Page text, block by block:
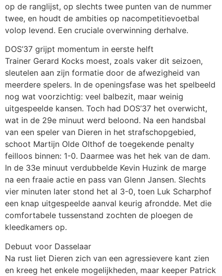
op de ranglijst, op slechts twee punten van de nummer
twee, en houdt de ambities op nacompetitievoetbal
volop levend. Een cruciale overwinning derhalve.
DOS’37 grijpt momentum in eerste helft
Trainer Gerard Kocks moest, zoals vaker dit seizoen,
sleutelen aan zijn formatie door de afwezigheid van
meerdere spelers. In de openingsfase was het spelbeeld
nog wat voorzichtig: veel balbezit, maar weinig
uitgespeelde kansen. Toch had DOS’37 het overwicht,
wat in de 29e minuut werd beloond. Na een handsbal
van een speler van Dieren in het strafschopgebied,
schoot Martijn Olde Olthof de toegekende penalty
feilloos binnen: 1-0. Daarmee was het hek van de dam.
In de 33e minuut verdubbelde Kevin Huzink de marge
na een fraaie actie en pass van Glenn Jansen. Slechts
vier minuten later stond het al 3-0, toen Luk Scharphof
een knap uitgespeelde aanval keurig afrondde. Met die
comfortabele tussenstand zochten de ploegen de
kleedkamers op.
Debuut voor Dasselaar
Na rust liet Dieren zich van een agressievere kant zien
en kreeg het enkele mogelijkheden, maar keeper Patrick